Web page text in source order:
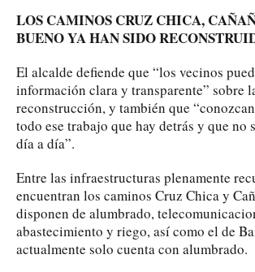
LOS CAMINOS CRUZ CHICA,
BUENO YA HAN SIDO
El alcalde defiende que “los vecinos
información clara y transparente” sobre
reconstrucción, y también que
todo ese trabajo que hay detrás y que no
día a día”.
Entre las infraestructuras plenamente
encuentran los caminos Cruz Chica y
disponen de alumbrado,
abastecimiento y riego, así como el de
actualmente solo cuenta con alumbrado.